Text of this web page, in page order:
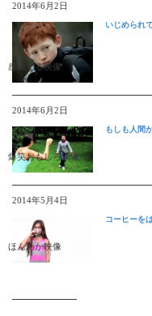
2014年6月2日
感動する映像
いじめられ
2014年6月2日
爆笑おもしろ映像
もしも人間
2014年5月4日
ほんわか映像
コーヒーを